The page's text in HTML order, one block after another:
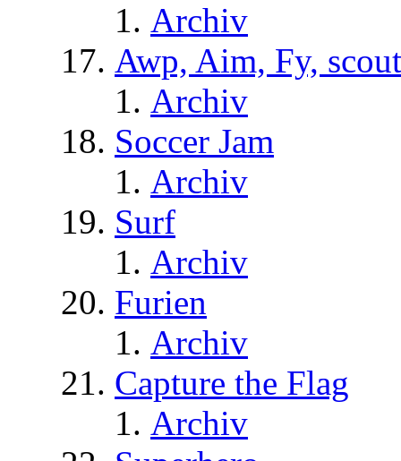
Archiv
Awp, Aim, Fy,
Archiv
Soccer Jam
Archiv
Surf
Archiv
Furien
Archiv
Capture the Flag
Archiv